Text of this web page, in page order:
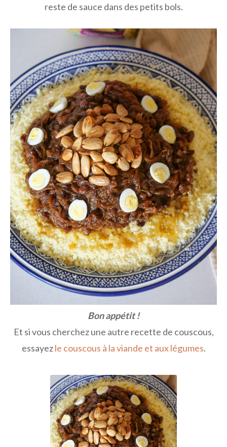
reste de sauce dans des petits bols.
Bon appétit !
Et si vous cherchez une autre recette de couscous,
essayezle couscous à la viande et aux légumes.